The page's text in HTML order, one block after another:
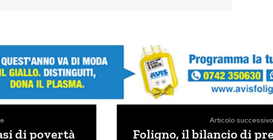
di povertà
Articolo successivo
Foligno, il bilancio di